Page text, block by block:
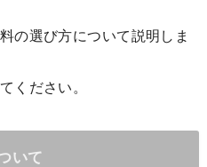
の選び方について説明しま
ください。
いて